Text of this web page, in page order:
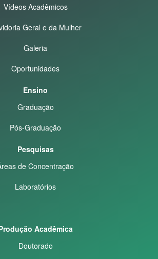
Vídeos Acadêmicos
Geral e da Mulher
Galeria
Oportunidades
Ensino
Graduação
Pós-Graduação
Pesquisas
de Concentração
Laboratórios
Acadêmica
Doutorado